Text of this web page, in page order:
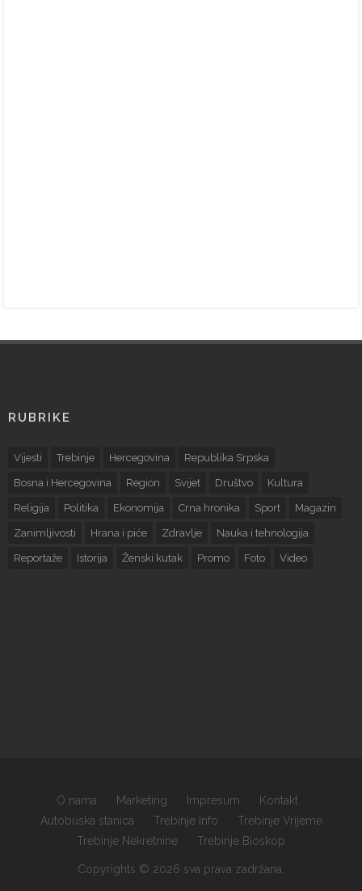
RUBRIKE
Vijesti Trebinje Hercegovina Republika Srpska
Bosna i Hercegovina Region Svijet Društvo Kultura
Religija Politika Ekonomija Crna hronika Sport Magazin
Zanimljivosti Hrana i piće Zdravlje Nauka i tehnologija
Reportaže Istorija Ženski kutak Promo Foto Video
O nama Marketing Impresum
Kontakt
Autobuska stanica
Trebinje Info
Trebinje Vrijeme
Trebinje Nekretnine
Trebinje Bioskop
Copyrights © 2026 sva prava zadržana.